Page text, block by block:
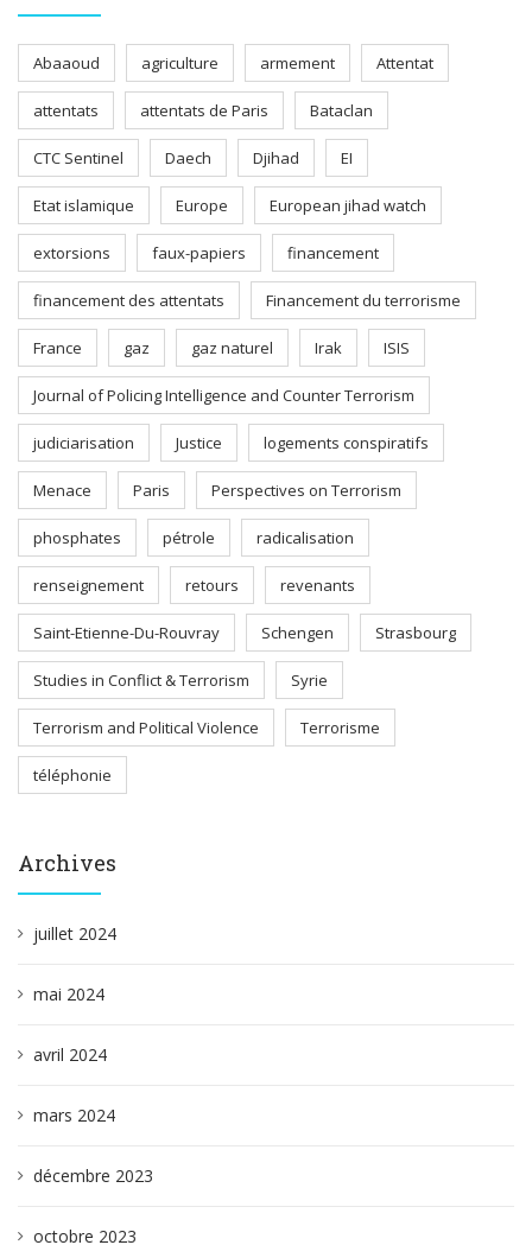
Abaaoud agriculture armement Attentat
attentats attentats de Paris Bataclan
CTC Sentinel Daech Djihad EI
Etat islamique Europe European jihad watch
extorsions faux-papiers financement
financement des attentats Financement du terrorisme
France gaz gaz naturel Irak ISIS
Journal of Policing Intelligence and Counter Terrorism
judiciarisation Justice logements conspiratifs
Menace Paris Perspectives on Terrorism
phosphates pétrole radicalisation
renseignement retours revenants
Saint-Etienne-Du-Rouvray Schengen Strasbourg
Studies in Conflict & Terrorism Syrie
Terrorism and Political Violence Terrorisme
téléphonie
Archives
juillet 2024
mai 2024
avril 2024
mars 2024
décembre 2023
octobre 2023